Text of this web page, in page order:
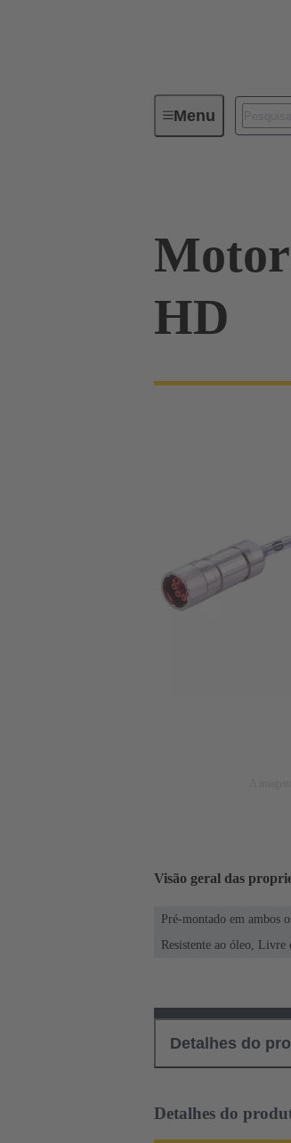
MenuConectores
HD
Visão geral das
Pré-montado em ambos
Resistente ao óleo,
Detalhes do
Detalhes do